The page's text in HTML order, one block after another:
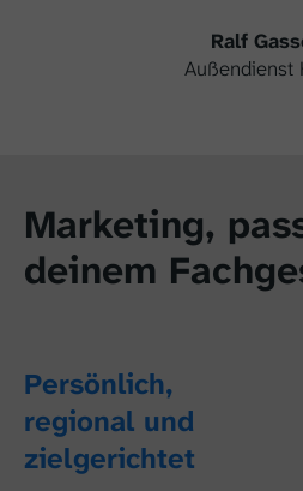
Ralf
Außendienst
Marketing,
deinem
Persönlich,
regional und
zielgerichtet